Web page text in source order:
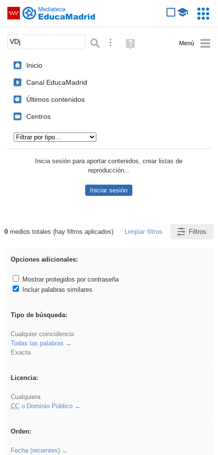
Saltar navegación
Palabra o frase: Búsqueda avanzada
Ayuda
(en
Inicio
Canal EducaMadrid
Últimos contenidos
Centros
Inicia sesión para aportar contenidos, crear listas de
reproducción...
Iniciar sesión
Resultados de: VDj
0medios totales (hay filtros aplicados) Limpiar filtros Filtros
Opciones adicionales:
Mostrar protegidos por contraseña
Incluir palabras similares
Tipo de búsqueda:
Cualquier coincidencia
Todas las palabras
Exacta
Licencia:
Cualquiera
CCo Dominio Público
Orden:
Fecha (recientes)